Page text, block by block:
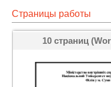
Страницы работы
10 страниц